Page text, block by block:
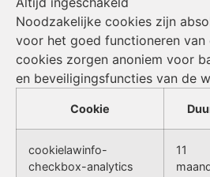
Noodzakelijke cookies zijn
voor het goed functioneren van
cookies zorgen anoniem voor
en beveiligingsfuncties van de
Cookie
cookielawinfo-
checkbox-analytics
11